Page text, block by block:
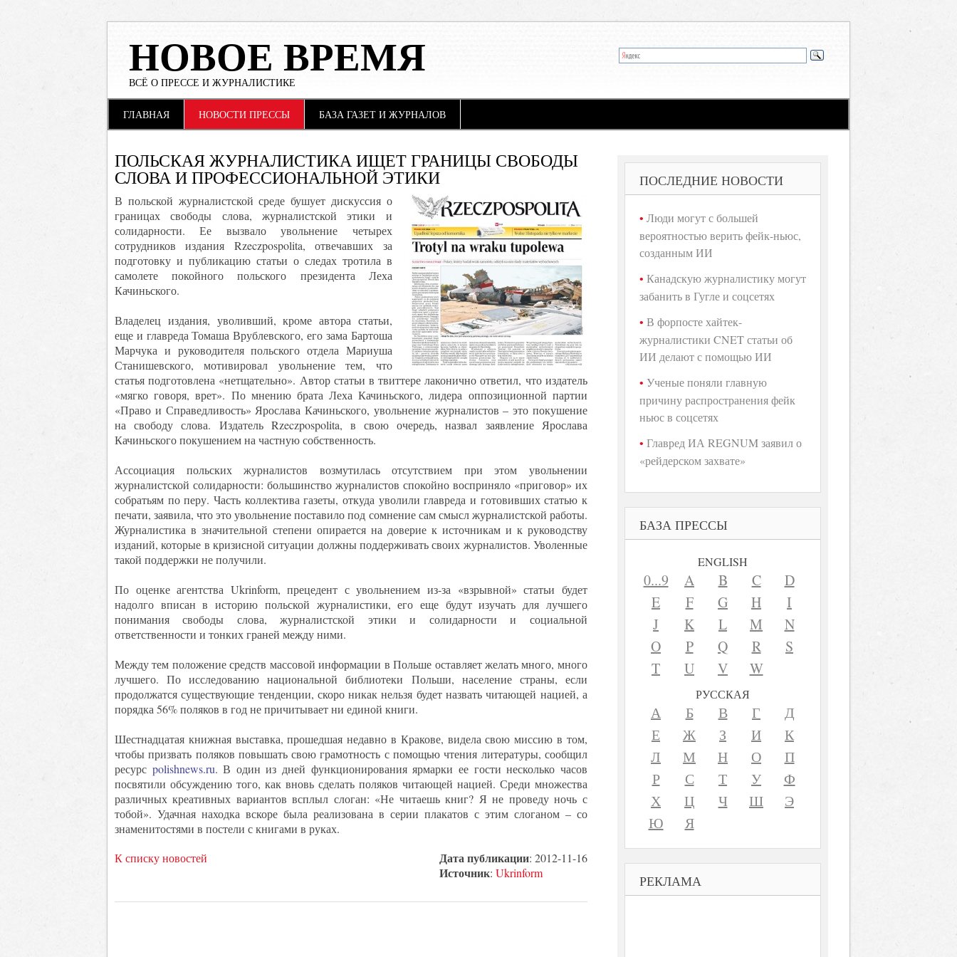
НОВОЕ ВРЕМЯ
ВСЁ О ПРЕССЕ И ЖУРНАЛИСТИКЕ
Main menu
ГЛАВНАЯ НОВОСТИ ПРЕССЫ БАЗА ГАЗЕТ И ЖУРНАЛОВ
ПОЛЬСКАЯ ЖУРНАЛИСТИКА ИЩЕТ ГРАНИЦЫ СВОБОДЫ
СЛОВА И ПРОФЕССИОНАЛЬНОЙ ЭТИКИ
В польской журналистской среде бушует дискуссия о
границах свободы слова, журналистской этики и
солидарности. Ее вызвало увольнение четырех
сотрудников издания Rzeczpospolita, отвечавших за
подготовку и публикацию статьи о следах тротила в
самолете покойного польского президента Леха
Качиньского.
Владелец издания, уволивший, кроме автора статьи,
еще и главреда Томаша Врублевского, его зама Бартоша
Марчука и руководителя польского отдела Мариуша
Станишевского, мотивировал увольнение тем, что
статья подготовлена «нетщательно». Автор статьи в твиттере лаконично ответил, что издатель
«мягко говоря, врет». По мнению брата Леха Качиньского, лидера оппозиционной партии
«Право и Справедливость» Ярослава Качиньского, увольнение журналистов – это покушение
на свободу слова. Издатель Rzeczpospolita, в свою очередь, назвал заявление Ярослава
Качиньского покушением на частную собственность.
Ассоциация польских журналистов возмутилась отсутствием при этом увольнении
журналистской солидарности: большинство журналистов спокойно восприняло «приговор» их
собратьям по перу. Часть коллектива газеты, откуда уволили главреда и готовивших статью к
печати, заявила, что это увольнение поставило под сомнение сам смысл журналистской работы.
Журналистика в значительной степени опирается на доверие к источникам и к руководству
изданий, которые в кризисной ситуации должны поддерживать своих журналистов. Уволенные
такой поддержки не получили.
По оценке агентства Ukrinform, прецедент с увольнением из-за «взрывной» статьи будет
надолго вписан в историю польской журналистики, его еще будут изучать для лучшего
понимания свободы слова, журналистской этики и солидарности и социальной
ответственности и тонких граней между ними.
Между тем положение средств массовой информации в Польше оставляет желать много, много
лучшего. По исследованию национальной библиотеки Польши, население страны, если
продолжатся существующие тенденции, скоро никак нельзя будет назвать читающей нацией, а
порядка 56% поляков в год не причитывает ни единой книги.
Шестнадцатая книжная выставка, прошедшая недавно в Кракове, видела свою миссию в том,
чтобы призвать поляков повышать свою грамотность с помощью чтения литературы, сообщил
ресурс polishnews.ru. В один из дней функционирования ярмарки ее гости несколько часов
посвятили обсуждению того, как вновь сделать поляков читающей нацией. Среди множества
различных креативных вариантов всплыл слоган: «Не читаешь книг? Я не проведу ночь с
тобой». Удачная находка вскоре была реализована в серии плакатов с этим слоганом – со
знаменитостями в постели с книгами в руках.
К списку новостей
Дата публикации: 2012-11-16
Источник: Ukrinform
ПОСЛЕДНИЕ НОВОСТИ
Люди могут с большей
вероятностью верить фейк-ньюс,
созданным ИИ
Канадскую журналистику могут
забанить в Гугле и соцсетях
В форпосте хайтек-
журналистики CNET статьи об
ИИ делают с помощью ИИ
Ученые поняли главную
причину распространения фейк
ньюс в соцсетях
Главред ИА REGNUM заявил о
«рейдерском захвате»
БАЗА ПРЕССЫ
ENGLISH
0...9 A B C
D
E
F G H
I
J
K L M
N
O
P Q R
S
T
U V W
РУССКАЯ
А Б В Г
Д
Е
Ж З И
К
Л
М Н О
П
Р
С Т У
Ф
Х
Ц Ч Ш
Э
Ю
Я
РЕКЛАМА